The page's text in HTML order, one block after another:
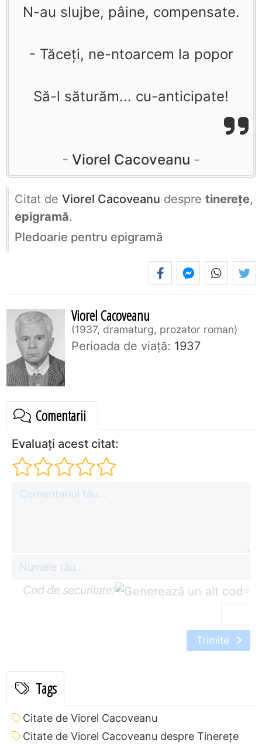
N-au slujbe, pâine, compensate.
- Tăceţi, ne-ntoarcem la popor
Să-l săturăm... cu-anticipate!
Viorel Cacoveanu
Citat de Viorel Cacoveanu despre tinerețe,
epigramă.
Pledoarie pentru epigramă
Viorel Cacoveanu
1937, dramaturg, prozator roman
Perioada de viaţă: 1937
Comentarii
Evaluați acest citat:
Cod de securitate: =
Trimite
Tags
Citate de Viorel Cacoveanu
Citate de Viorel Cacoveanu despre Tinerețe